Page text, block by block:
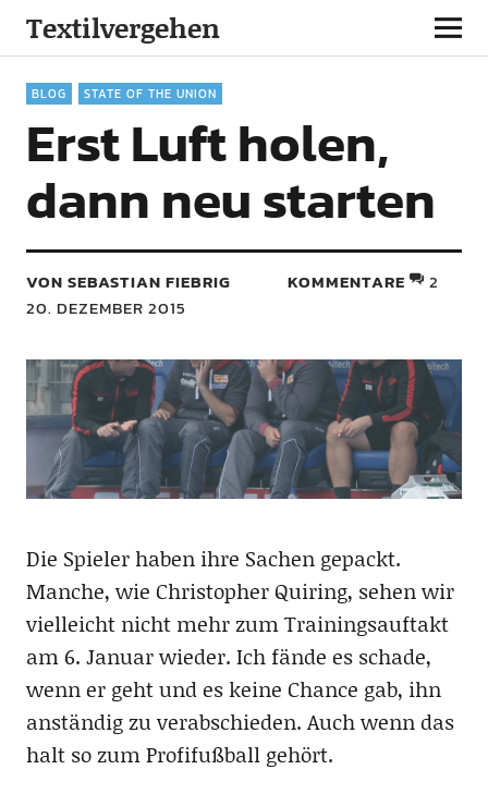
Textilvergehen
BLOG STATE OF THE UNION
Erst Luft holen,
dann neu starten
VON SEBASTIAN FIEBRIG
20. DEZEMBER 2015
KOMMENTARE 2
Die Spieler haben ihre Sachen gepackt.
Manche, wie Christopher Quiring, sehen wir
vielleicht nicht mehr zum Trainingsauftakt
am 6. Januar wieder. Ich fände es schade,
wenn er geht und es keine Chance gab, ihn
anständig zu verabschieden. Auch wenn das
halt so zum Profifußball gehört.